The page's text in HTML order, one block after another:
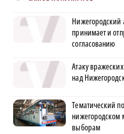
Нижегородский
принимает и
согласованию
Атаку
над
Тематический
нижегородском
выборам